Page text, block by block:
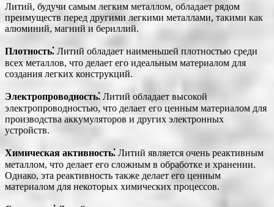
Литий, будучи самым легким металлом, обладает рядом
преимуществ перед другими легкими металлами, такими как
алюминий, магний и бериллий.
Плотность⁚ Литий обладает наименьшей плотностью среди
всех металлов, что делает его идеальным материалом для
создания легких конструкций.
Электропроводность⁚ Литий обладает высокой
электропроводностью, что делает его ценным материалом для
производства аккумуляторов и других электронных
устройств.
Химическая активность⁚ Литий является очень реактивным
металлом, что делает его сложным в обработке и хранении.
Однако, эта реактивность также делает его ценным
материалом для некоторых химических процессов.